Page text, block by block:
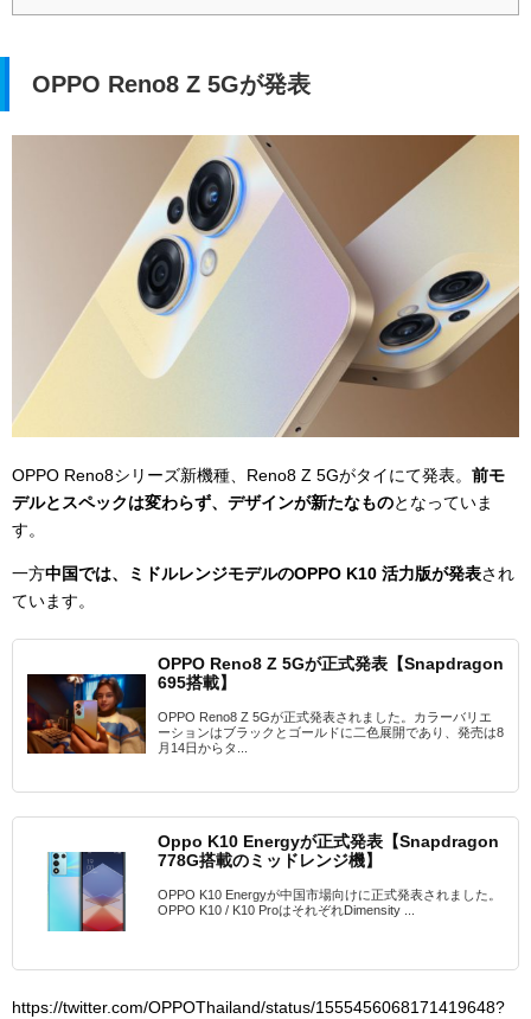
OPPO Reno8 Z 5Gが発表
OPPO Reno8シリーズ新機種、Reno8 Z 5Gがタイにて発表。 前モ
デルとスペックは変わらず、デザインが新たなものとなっていま
す。
一方中国では、ミドルレンジモデルのOPPO K10 活力版が発表され
ています。
OPPO Reno8 Z 5Gが正式発表【Snapdragon
695搭載】
OPPO Reno8 Z 5Gが正式発表されました。カラーバリエ
ーションはブラックとゴールドに二色展開であり、発売は8
月14日からタ...
Oppo K10 Energyが正式発表【Snapdragon
778G搭載のミッドレンジ機】
OPPO K10 Energyが中国市場向けに正式発表されました。
OPPO K10 / K10 ProはそれぞれDimensity ...
https://twitter.com/OPPOThailand/status/1555456068171419648?